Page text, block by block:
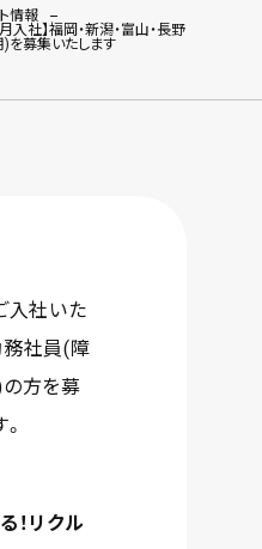
情報
社】福岡・新潟・富山・長野
を募集いたします
入社いた
務社員(障
方を募
！リクル